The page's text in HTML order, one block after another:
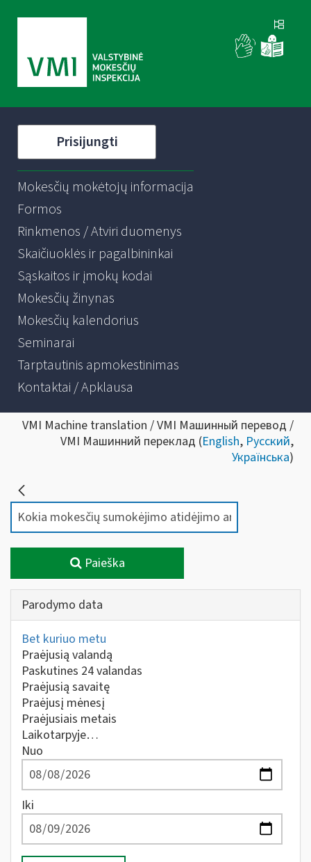
Prisijungti
Mokesčių mokėtojų informacija
Formos
Rinkmenos / Atviri duomenys
Skaičiuoklės ir pagalbininkai
Sąskaitos ir įmokų kodai
Mokesčių žinynas
Mokesčių kalendorius
Seminarai
Tarptautinis apmokestinimas
Kontaktai / Apklausa
VMI Machine translation / VMI Машинный перевод /
VMI Машинний переклад (English, Русский,
Українська)
Paieška
Parodymo data
Bet kuriuo metu
Praėjusią valandą
Paskutines 24 valandas
Praėjusią savaitę
Praėjusį mėnesį
Praėjusiais metais
Laikotarpyje…
Nuo
Iki